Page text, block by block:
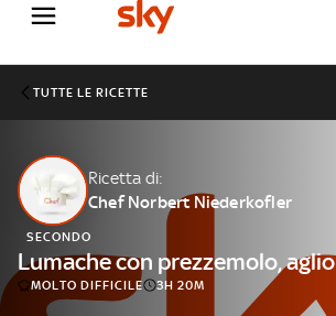
Cos’altro vedere:
PROGRAMMI SKY
Un mondo di offerte:
SKY.IT
NOW
TUTTE LE RICETTE
Ricetta di:
Chef Norbert Niederkofler
SECONDO
Lumache con prezzemolo,
MOLTO DIFFICILE 3H 20M